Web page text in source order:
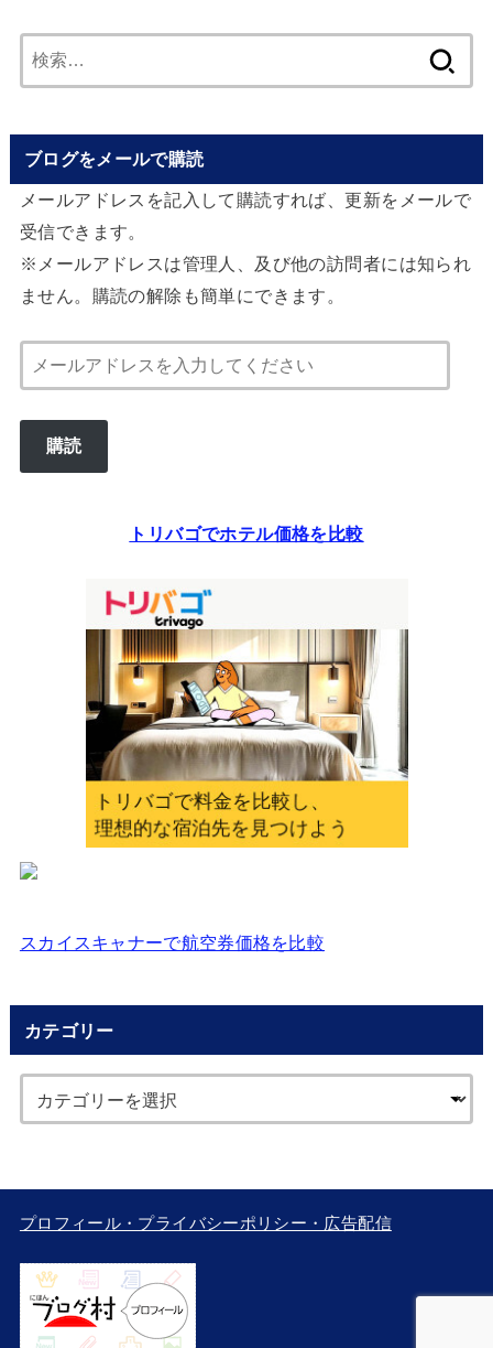
索:
ブログをメールで購読
メールアドレスを記入して購読すれば、更新をメールで
受信できます。
※メールアドレスは管理人、及び他の訪問者には知られ
ません。購読の解除も簡単にできます。
ー
ル
購読
トリバゴでホテル価格を比較
スカイスキャナーで航空券価格を比較
カテゴリー
プロフィール・プライバシーポリシー・広告配信